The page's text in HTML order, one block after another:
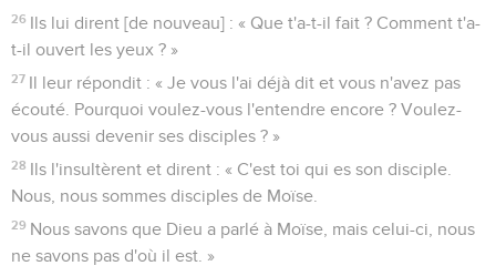
26 Ils lui dirent [de nouveau] : « Que t'a-t-il fait ? Comment t'a-
t-il ouvert les yeux ? »
27 Il leur répondit : « Je vous l'ai déjà dit et vous n'avez pas
écouté. Pourquoi voulez-vous l'entendre encore ? Voulez-
vous aussi devenir ses disciples ? »
28 Ils l'insultèrent et dirent : « C'est toi qui es son disciple.
Nous, nous sommes disciples de Moïse.
29 Nous savons que Dieu a parlé à Moïse, mais celui-ci, nous
ne savons pas d'où il est. »